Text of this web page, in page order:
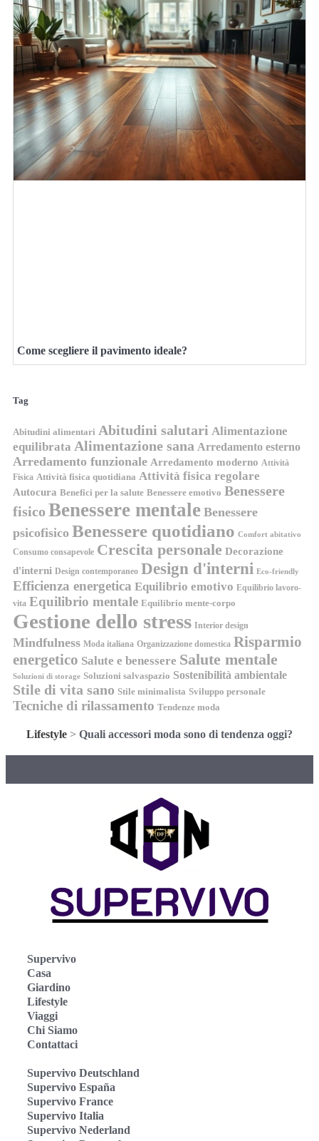
Come scegliere il pavimento ideale?
Tag
Abitudini alimentari Abitudini salutari Alimentazione
equilibrata Alimentazione sana Arredamento esterno
Arredamento funzionale Arredamento moderno Attività
Fisica Attività fisica quotidiana Attività fisica regolare
Autocura Benefici per la salute Benessere emotivo Benessere
fisico Benessere mentale Benessere
psicofisico Benessere quotidiano Comfort abitativo
Consumo consapevole Crescita personale Decorazione
d'interni Design contemporaneo Design d'interni Eco-friendly
Efficienza energetica Equilibrio emotivo Equilibrio lavoro-
vita Equilibrio mentale Equilibrio mente-corpo
Gestione dello stress Interior design
Mindfulness Moda italiana Organizzazione domestica Risparmio
energetico Salute e benessere Salute mentale
Soluzioni di storage Soluzioni salvaspazio Sostenibilità ambientale
Stile di vita sano Stile minimalista Sviluppo personale
Tecniche di rilassamento Tendenze moda
Lifestyle > Quali accessori moda sono di tendenza oggi?
Supervivo
Casa
Giardino
Lifestyle
Viaggi
Chi Siamo
Contattaci
Supervivo Deutschland
Supervivo España
Supervivo France
Supervivo Italia
Supervivo Nederland